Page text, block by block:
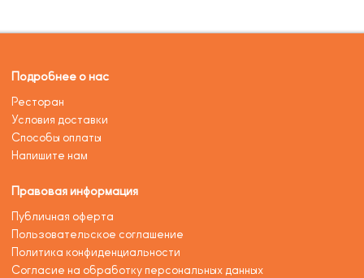
Подробнее о нас
Ресторан
Условия доставки
Способы оплаты
Напишите нам
Правовая информация
Публичная оферта
Пользовательское соглашение
Политика конфиденциальности
Согласие на обработку персональных данных